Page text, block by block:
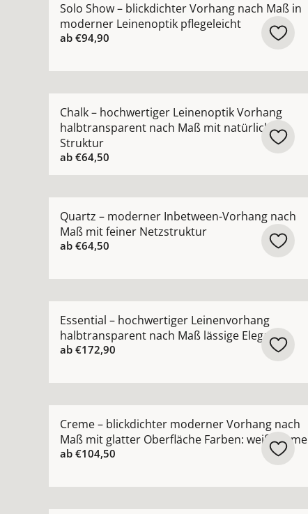
Solo Show – blickdichter Vorhang nach Maß in
moderner Leinenoptik pflegeleicht
ab €94,90
Chalk – hochwertiger Leinenoptik Vorhang
halbtransparent nach Maß mit natürlicher
Struktur
ab €64,50
Quartz – moderner Inbetween-Vorhang nach
Maß mit feiner Netzstruktur
ab €64,50
Essential – hochwertiger Leinenvorhang
halbtransparent nach Maß lässige Eleganz
ab €172,90
Creme – blickdichter moderner Vorhang nach
Maß mit glatter Oberfläche Farben: weiß creme
ab €104,50